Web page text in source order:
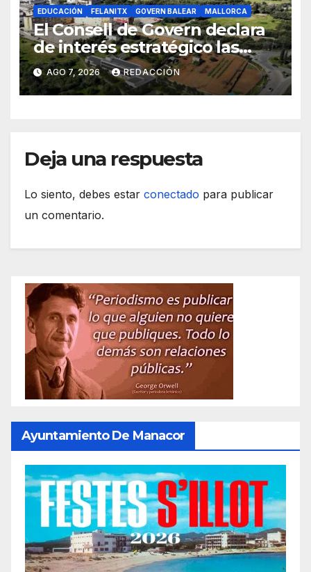
EDUCACIÓN FELANITX GOVERN BALEAR MALLORCA
El Consell de Govern declara
de interés estratégico las
obras de acceso al nuevo
CEIP de Felanitx
AGO 7, 2026 REDACCIÓN
Deja una respuesta
Lo siento, debes estar conectado para publicar
un comentario.
Ayuntamiento De Manacor